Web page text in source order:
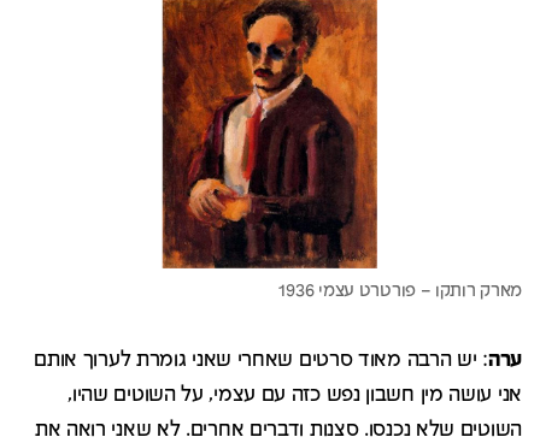
ערה: יש הרבה מאוד סרטים שאחרי שאני גומרת לערוך אותם
אני עושה מין חשבון נפש כזה עם עצמי, על השוטים שהיו,
השוטים שלא נכנסו. סצנות ודברים אחרים. לא שאני רואה את